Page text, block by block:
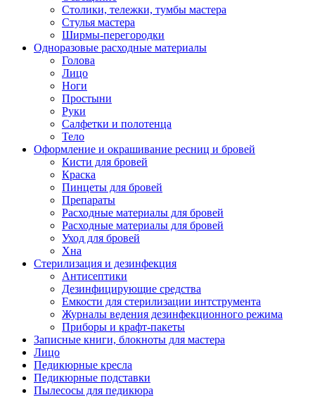
Столики, тележки, тумбы мастера
Стулья мастера
Ширмы-перегородки
Одноразовые расходные материалы
Голова
Лицо
Ноги
Простыни
Руки
Салфетки и полотенца
Тело
Оформление и окрашивание ресниц и бровей
Кисти для бровей
Краска
Пинцеты для бровей
Препараты
Расходные материалы для бровей
Расходные материалы для бровей
Уход для бровей
Хна
Стерилизация и дезинфекция
Антисептики
Дезинфицирующие средства
Емкости для стерилизации интструмента
Журналы ведения дезинфекционного режима
Приборы и крафт-пакеты
Записные книги, блокноты для мастера
Лицо
Педикюрные кресла
Педикюрные подставки
Пылесосы для педикюра